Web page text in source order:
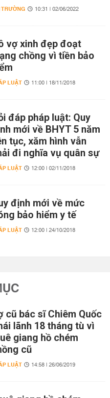
10:31 | 02/06/2022
vợ xinh đẹp đoạt
chồng vì tiền bảo
LUẬT 11:00 | 18/11/2018
đáp pháp luật: Quy
mới về BHYT 5 năm
tục, xăm hình vẫn
đi nghĩa vụ quân sự
LUẬT 12:00 | 02/11/2018
định mới về mức
bảo hiểm y tế
LUẬT 12:00 | 24/10/2018
cũ bác sĩ Chiêm Quốc
lãnh 18 tháng tù vì
giang hồ chém
cũ
LUẬT 14:58 | 26/06/2019